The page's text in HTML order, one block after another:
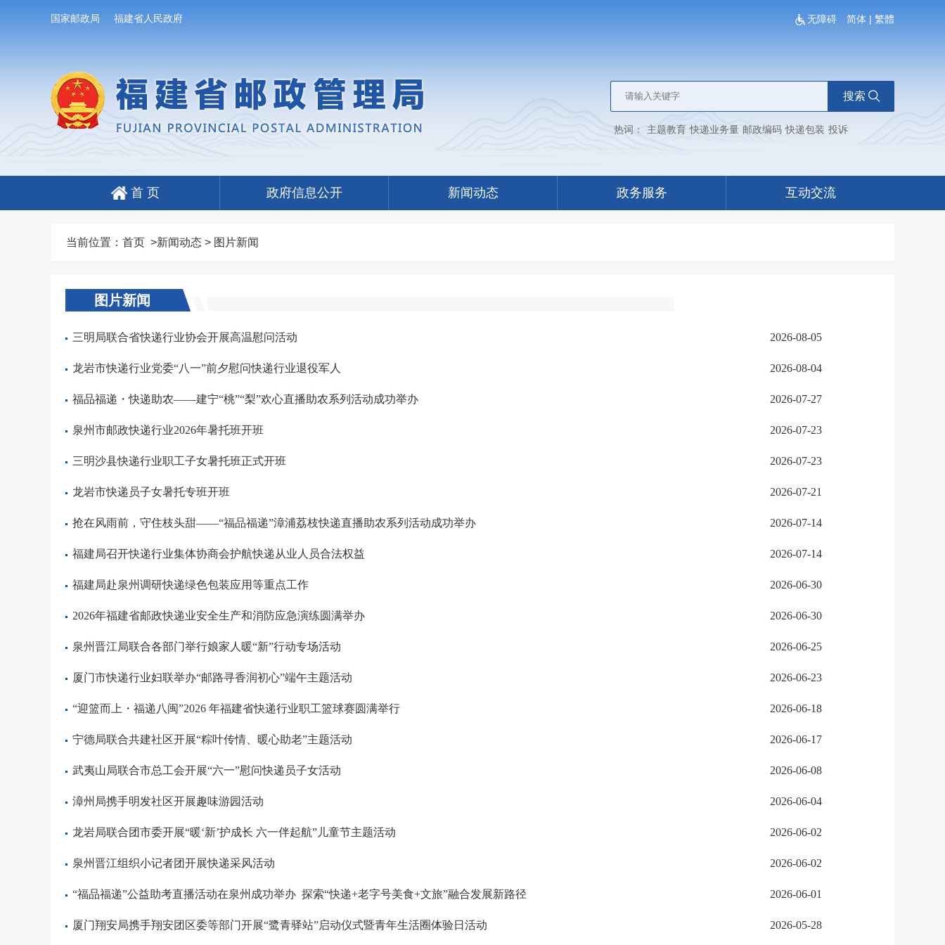
国家邮政局 福建省人民政府 无障碍 简体 | 繁體
搜索
热词： 主题教育 快递业务量 邮政编码 快递包装 投诉
首 页 政府信息公开 新闻动态 政务服务 互动交流
当前位置： 首页>新闻动态> 图片新闻
图片新闻
三明局联合省快递行业协会开展高温慰问活动 2026-08-05
龙岩市快递行业党委“八一”前夕慰问快递行业退役军人 2026-08-04
福品福递・快递助农——建宁“桃”“梨”欢心直播助农系列活动成功举办 2026-07-27
泉州市邮政快递行业2026年暑托班开班 2026-07-23
三明沙县快递行业职工子女暑托班正式开班 2026-07-23
龙岩市快递员子女暑托专班开班 2026-07-21
抢在风雨前，守住枝头甜——“福品福递”漳浦荔枝快递直播助农系列活动成功举办 2026-07-14
福建局召开快递行业集体协商会护航快递从业人员合法权益 2026-07-14
福建局赴泉州调研快递绿色包装应用等重点工作 2026-06-30
2026年福建省邮政快递业安全生产和消防应急演练圆满举办 2026-06-30
泉州晋江局联合各部门举行娘家人暖“新”行动专场活动 2026-06-25
厦门市快递行业妇联举办“邮路寻香润初心”端午主题活动 2026-06-23
“迎篮而上・福递八闽”2026 年福建省快递行业职工篮球赛圆满举行 2026-06-18
宁德局联合共建社区开展“粽叶传情、暖心助老”主题活动 2026-06-17
武夷山局联合市总工会开展“六一”慰问快递员子女活动 2026-06-08
漳州局携手明发社区开展趣味游园活动 2026-06-04
龙岩局联合团市委开展“暖‘新’护成长 六一伴起航”儿童节主题活动 2026-06-02
泉州晋江组织小记者团开展快递采风活动 2026-06-02
“福品福递”公益助考直播活动在泉州成功举办 探索“快递+老字号美食+文旅”融合发展新路径 2026-06-01
厦门翔安局携手翔安团区委等部门开展“鹭青驿站”启动仪式暨青年生活圈体验日活动 2026-05-28